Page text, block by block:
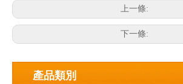
上一條:
下一條:
產品類別